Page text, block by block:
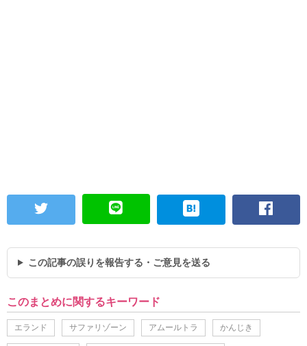
この記事の誤りを報告する・ご意見を送る
このまとめに関するキーワード
エランド サファリゾーン アムールトラ かんじき